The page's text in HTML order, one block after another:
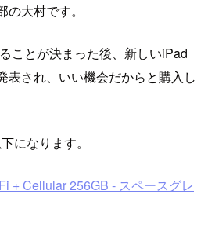
大村です。
ことが決まった後、新しいiPad
表され、いい機会だからと購入し
になります。
+ Cellular 256GB - スペースグレ